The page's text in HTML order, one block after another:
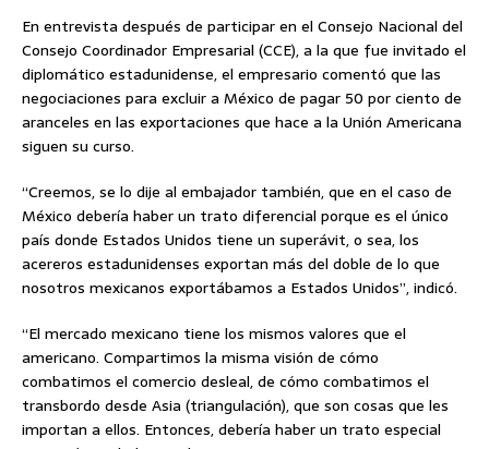
En entrevista después de participar en el Consejo Nacional del
Consejo Coordinador Empresarial (CCE), a la que fue invitado el
diplomático estadunidense, el empresario comentó que las
negociaciones para excluir a México de pagar 50 por ciento de
aranceles en las exportaciones que hace a la Unión Americana
siguen su curso.
“Creemos, se lo dije al embajador también, que en el caso de
México debería haber un trato diferencial porque es el único
país donde Estados Unidos tiene un superávit, o sea, los
acereros estadunidenses exportan más del doble de lo que
nosotros mexicanos exportábamos a Estados Unidos”, indicó.
“El mercado mexicano tiene los mismos valores que el
americano. Compartimos la misma visión de cómo
combatimos el comercio desleal, de cómo combatimos el
transbordo desde Asia (triangulación), que son cosas que les
importan a ellos. Entonces, debería haber un trato especial